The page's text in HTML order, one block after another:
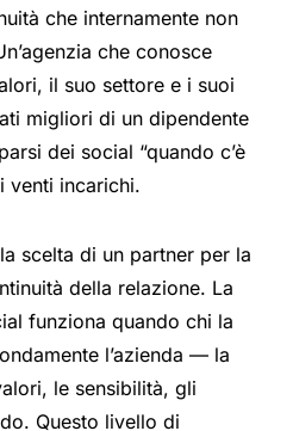
che internamente non
che conosce
il suo settore e i suoi
migliori di un dipendente
dei social “quando c’è
venti incarichi.
scelta di un partner per la
della relazione. La
funziona quando chi la
l’azienda — la
le sensibilità, gli
Questo livello di